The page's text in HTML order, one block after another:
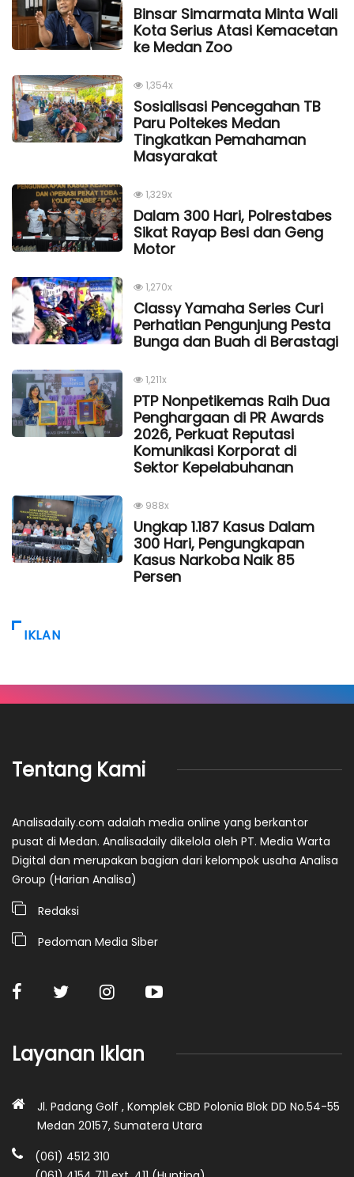
Binsar Simarmata Minta Wali
Kota Serius Atasi Kemacetan
ke Medan Zoo
1,354x
Sosialisasi Pencegahan TB
Paru Poltekes Medan
Tingkatkan Pemahaman
Masyarakat
1,329x
Dalam 300 Hari, Polrestabes
Sikat Rayap Besi dan Geng
Motor
1,270x
Classy Yamaha Series Curi
Perhatian Pengunjung Pesta
Bunga dan Buah di Berastagi
1,211x
PTP Nonpetikemas Raih Dua
Penghargaan di PR Awards
2026, Perkuat Reputasi
Komunikasi Korporat di
Sektor Kepelabuhanan
988x
Ungkap 1.187 Kasus Dalam
300 Hari, Pengungkapan
Kasus Narkoba Naik 85
Persen
IKLAN
Tentang Kami
Analisadaily.com adalah media online yang berkantor
pusat di Medan. Analisadaily dikelola oleh PT. Media Warta
Digital dan merupakan bagian dari kelompok usaha Analisa
Group (Harian Analisa)
Redaksi
Pedoman Media Siber
Layanan Iklan
Jl. Padang Golf , Komplek CBD Polonia Blok DD No.54-55
Medan 20157, Sumatera Utara
(061) 4512 310